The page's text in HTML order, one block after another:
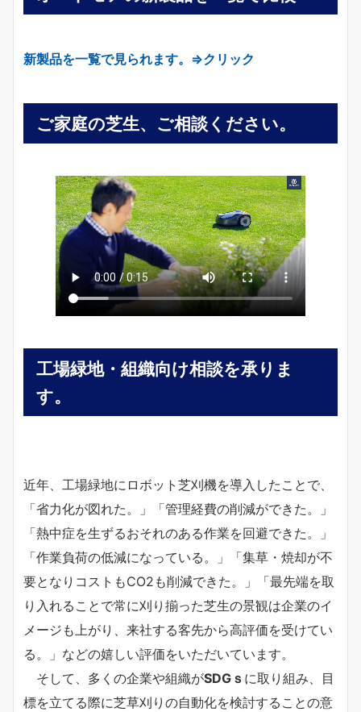
新製品を一覧で見られます。⇒クリック
ご家庭の芝生、ご相談ください。
工場緑地・組織向け相談を承りま
す。
近年、工場緑地にロボット芝刈機を導入したことで、
「省力化が図れた。」「管理経費の削減ができた。」
「熱中症を生ずるおそれのある作業を回避できた。」
「作業負荷の低減になっている。」「集草・焼却が不
要となりコストもCO2も削減できた。」「最先端を取
り入れることで常に刈り揃った芝生の景観は企業のイ
メージも上がり、来社する客先から高評価を受けてい
る。」などの嬉しい評価をいただいています。
そして、多くの企業や組織がSDGｓ に取り組み、目
標を立てる際に芝草刈りの自動化を検討することの意